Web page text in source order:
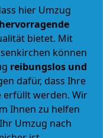
hier Umzug
hervorragende
bietet. Mit
können
reibungslos und
dafür, dass Ihre
erfüllt werden. Wir
Ihnen zu helfen
Umzug nach